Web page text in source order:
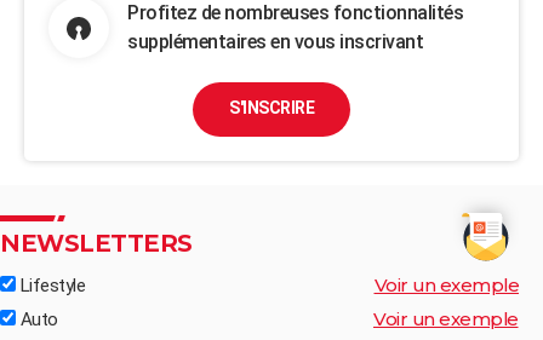
Profitez de nombreuses fonctionnalités
supplémentaires en vous inscrivant
S'INSCRIRE
NEWSLETTERS
Lifestyle Voir un exemple
Auto Voir un exemple